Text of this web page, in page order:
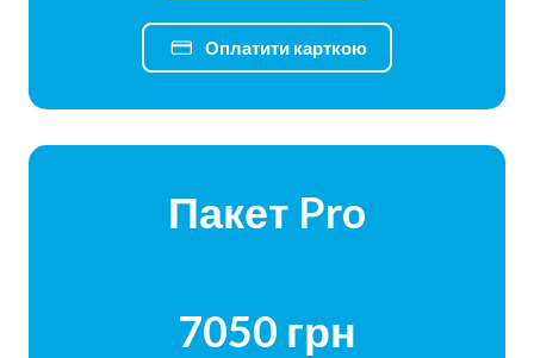
Оплатити карткою
Пакет Pro
7050 грн